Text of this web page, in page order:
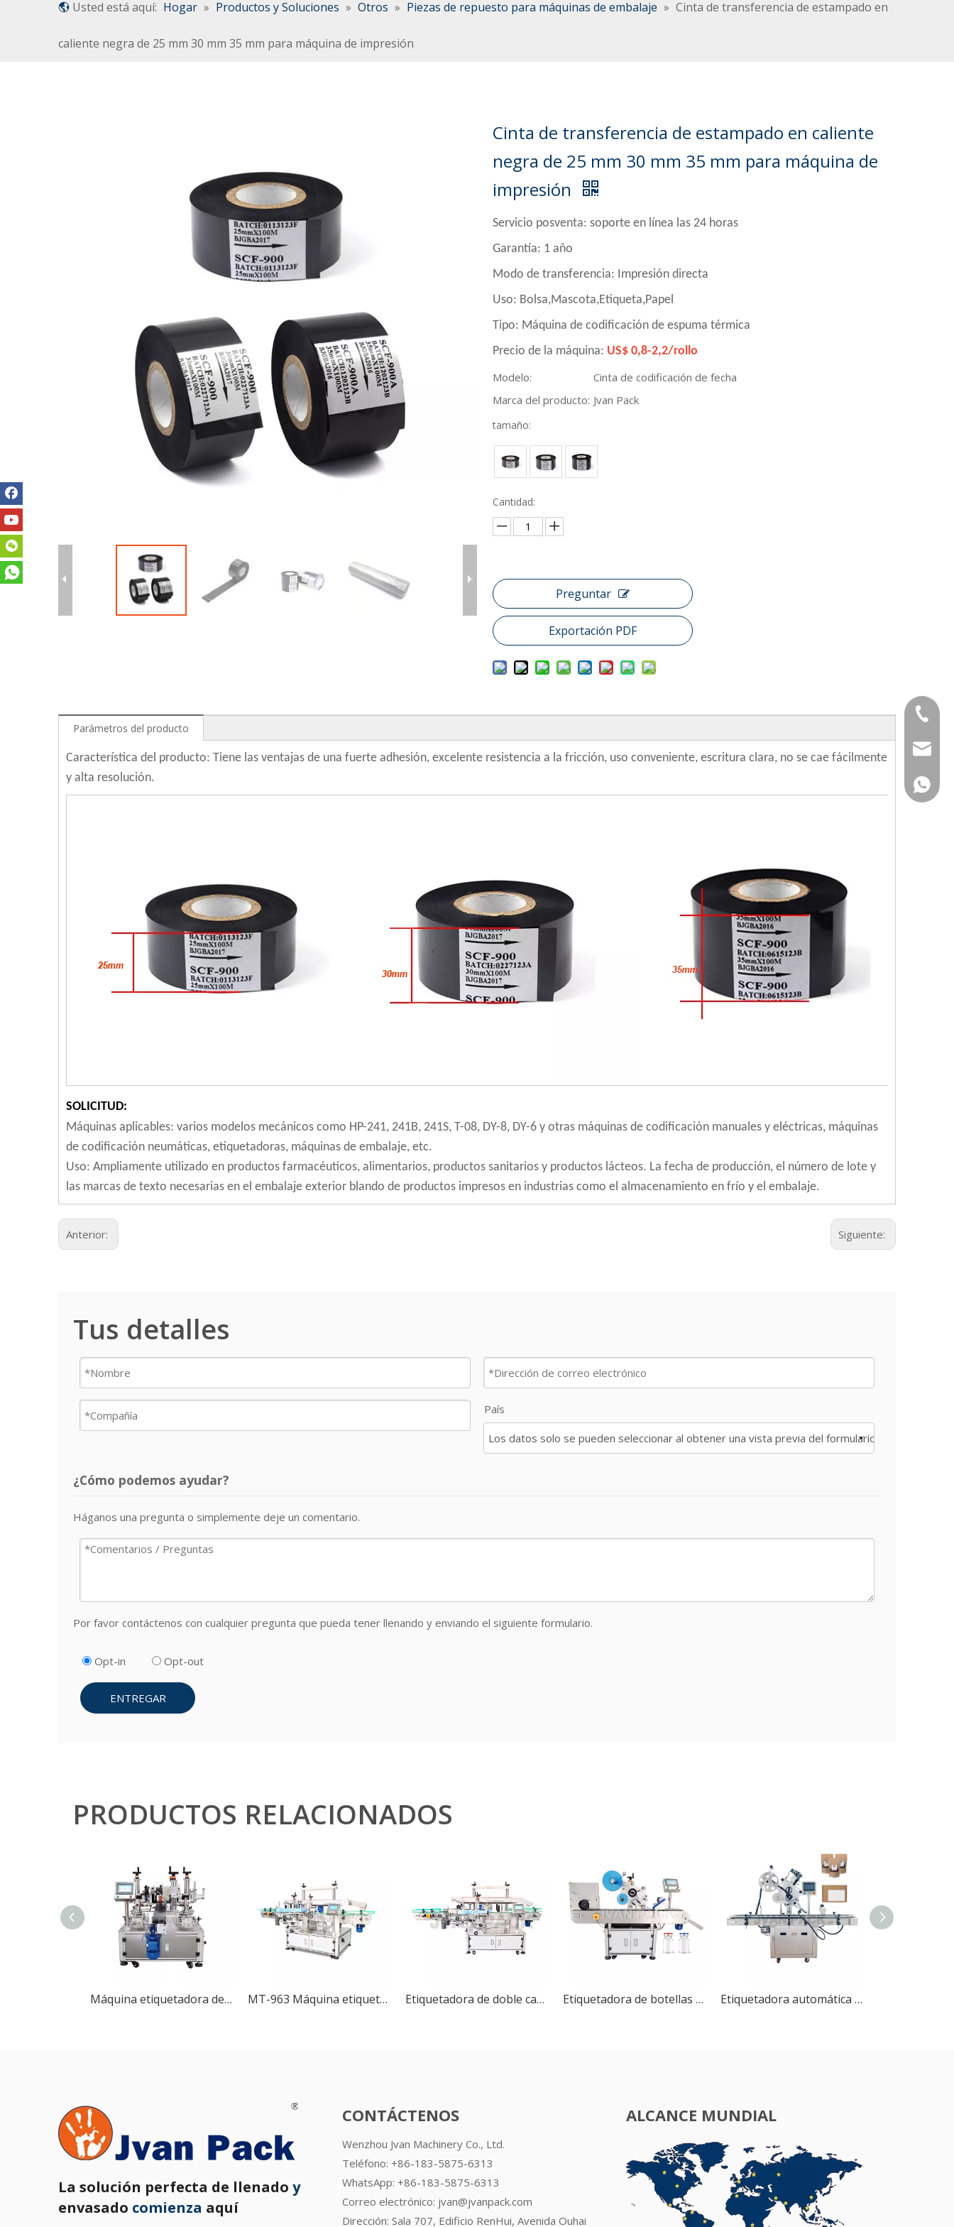
Usted está aquí: Hogar » Productos y Soluciones » Otros » Piezas de repuesto para máquinas de embalaje » Cinta de transferencia de estampado en
caliente negra de 25 mm 30 mm 35 mm para máquina de impresión
Cinta de transferencia de estampado en caliente
negra de 25 mm 30 mm 35 mm para máquina de
impresión
Servicio posventa: soporte en línea las 24 horas
Garantía: 1 año
Modo de transferencia: Impresión directa
Uso: Bolsa,Mascota,Etiqueta,Papel
Tipo: Máquina de codificación de espuma térmica
Precio de la máquina: US$ 0,8-2,2/rollo
Modelo:
Cinta de codificación de fecha
Marca del producto: Jvan Pack
tamaño:
Cantidad:
Preguntar
Exportación PDF
Parámetros del producto
Característica del producto: Tiene las ventajas de una fuerte adhesión, excelente resistencia a la fricción, uso conveniente, escritura clara, no se cae fácilmente
y alta resolución.
SOLICITUD:
Máquinas aplicables: varios modelos mecánicos como HP-241, 241B, 241S, T-08, DY-8, DY-6 y otras máquinas de codificación manuales y eléctricas, máquinas
de codificación neumáticas, etiquetadoras, máquinas de embalaje, etc.
Uso: Ampliamente utilizado en productos farmacéuticos, alimentarios, productos sanitarios y productos lácteos. La fecha de producción, el número de lote y
las marcas de texto necesarias en el embalaje exterior blando de productos impresos en industrias como el almacenamiento en frío y el embalaje.
Anterior: Siguiente:
Tus detalles
País
¿Cómo podemos ayudar?
Háganos una pregunta o simplemente deje un comentario.
Por favor contáctenos con cualquier pregunta que pueda tener llenando y enviando el siguiente formulario.
Opt-in Opt-out
ENTREGAR
PRODUCTOS RELACIONADOS
Máquina etiquetadora de esquinas con sellado completamente automático MT-833 MT-963 Máquina etiquetadora de botellas redondas y planas completamente automática, todo en uno Etiquetadora de doble cara totalmente automática MT-962 Etiquetadora de botellas redondas horizontales totalmente automática MT-300 Etiquetadora automática de etiquetas adhesivas para superficies planas MT-220
La solución perfecta de llenado y
envasado comienza aquí
CONTÁCTENOS
Wenzhou Jvan Machinery Co., Ltd.
Teléfono: +86-183-5875-6313
WhatsApp: +86-183-5875-6313
Correo electrónico: jvan@jvanpack.com
Dirección: Sala 707, Edificio RenHui, Avenida Ouhai
ALCANCE MUNDIAL
+86-
+86-